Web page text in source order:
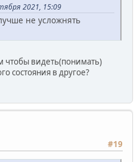
2021, 15:09
не усложнять
чтобы видеть(понимать)
состояния в другое?
#19